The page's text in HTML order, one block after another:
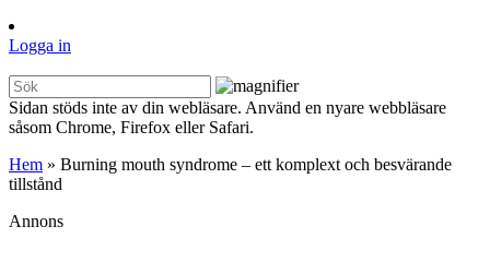
Logga in
Sidan stöds inte av din webläsare. Använd en nyare webbläsare
såsom Chrome, Firefox eller Safari.
Hem » Burning mouth syndrome – ett komplext och besvärande
tillstånd
Annons